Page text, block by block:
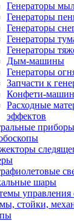
Генераторы
Генераторы
Генераторы
Генераторы
Генераторы
Дым-машины
Генераторы
Запчасти к
Конфети-
Расходные
эффектов
приборы
шары
управления
стойки,